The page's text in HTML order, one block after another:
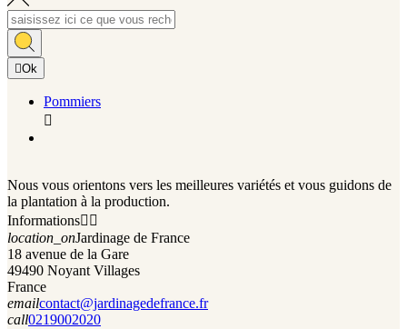
Ok
Pommiers

Nous vous orientons vers les meilleures variétés et vous guidons de
la plantation à la production.
Informations 
location_onJardinage de France
18 avenue de la Gare
49490 Noyant Villages
France
emailcontact@jardinagedefrance.fr
call0219002020